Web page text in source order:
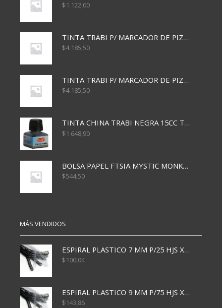
$1.122,00
TINTA TRABI P/ MARCADOR DE PIZARRA x30ml AZUL
$4.185,50
TINTA TRABI P/ MARCADOR DE PIZARRA x30ml ROJO
$4.185,50
TINTA CHINA TRABI NEGRA 15CC TR3460
$1.648,90
BOLSA PAPEL FTSIA MYSTIC MONKEY 14/08/20
$544,50
MÁS VENDIDOS
ESPIRAL PLASTICO 7 MM P/25 HJS X50x3000
$100,04
ESPIRAL PLASTICO 9 MM P/75 HJS X50X2400
$143,86